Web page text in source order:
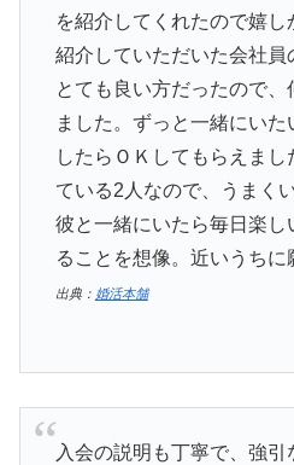
を紹介してくれたので嬉し
紹介していただいた会社員
とても良い方だったので
ました。ずっと一緒にい
したらＯＫしてもらえま
ている2人なので、うまく
彼と一緒にいたら毎日楽し
ることを想像。近いうちに
出典： 婚活本舗
入会の説明も丁寧で、強